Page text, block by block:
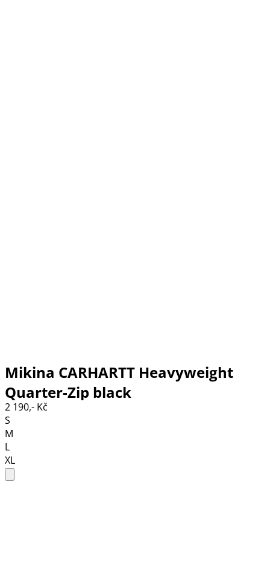
Mikina CARHARTT Heavyweight
Quarter-Zip black
2 190,- Kč
S
M
L
XL